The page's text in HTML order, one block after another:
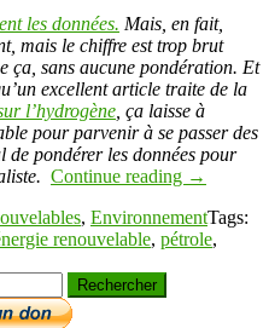
les données. Mais, en fait,
mais le chiffre est trop brut
ça, sans aucune pondération. Et
excellent article traite de la
l’hydrogène , ça laisse à
pour parvenir à se passer des
de pondérer les données pour
Continue reading →
, EnvironnementTags:
renouvelable, pétrole,